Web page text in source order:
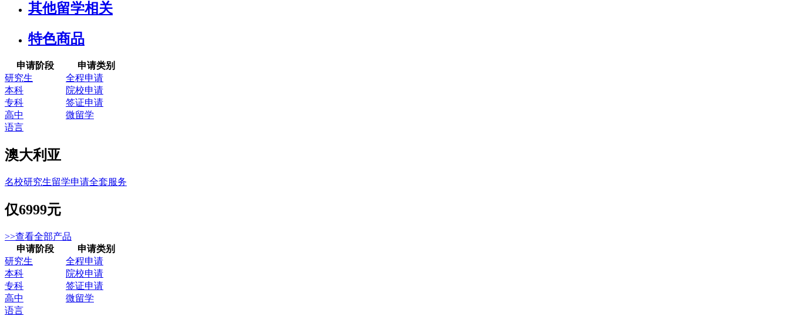
其他留学相关
特色商品
申请阶段
申请类别
研究生
全程申请
本科
院校申请
专科
签证申请
高中
微留学
语言
澳大利亚
名校研究生留学申请全套服务
仅6999元
>>查看全部产品
申请阶段
申请类别
研究生
全程申请
本科
院校申请
专科
签证申请
高中
微留学
语言